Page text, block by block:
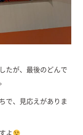
たが、最後のどんで
で、見応えがありま
よ